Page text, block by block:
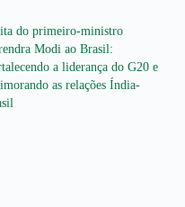
do primeiro-ministro
Modi ao Brasil:
a liderança do G20 e
as relações Índia-